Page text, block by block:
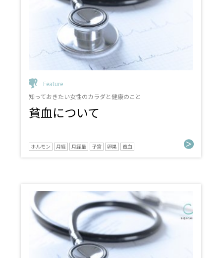
Feature
知っておきたい女性のカラダと健康のこと
貧血について
ホルモン 月経 月経量 子宮 卵巣 貧血